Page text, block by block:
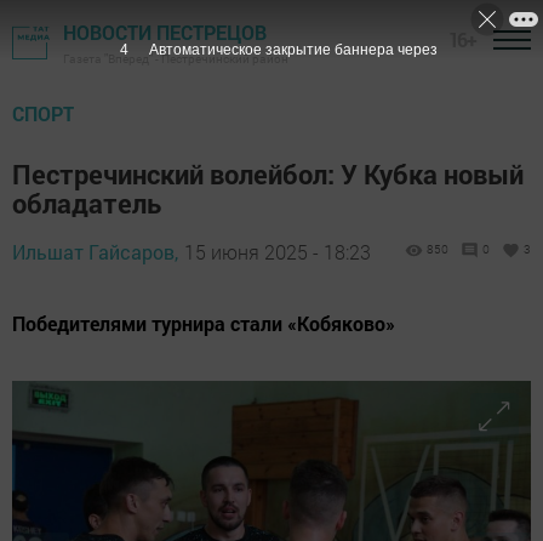
НОВОСТИ ПЕСТРЕЦОВ
Газета "Вперед" - Пестречинский район
СПОРТ
Пестречинский волейбол: У Кубка новый
обладатель
Ильшат Гайсаров, 15 июня 2025 - 18:23 850 0 3
Победителями турнира стали «Кобяково»
3 Автоматическое закрытие баннера через